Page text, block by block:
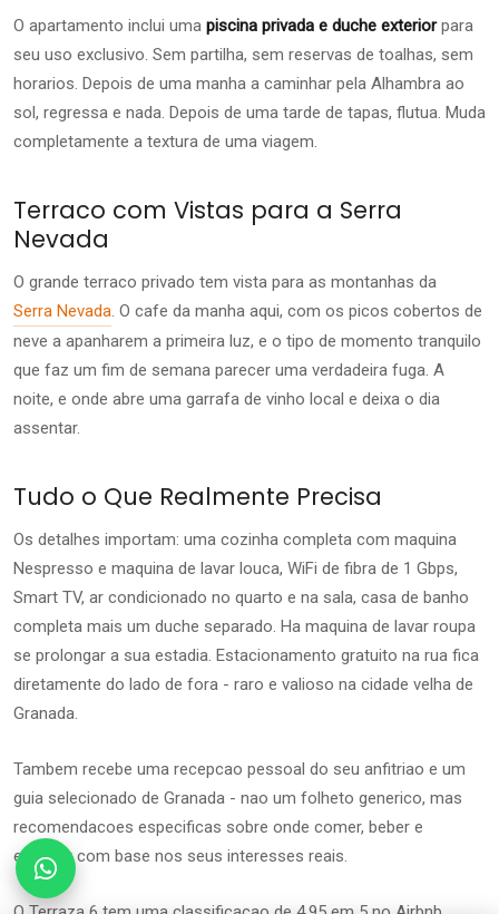
O apartamento inclui uma piscina privada e duche exteriorpara
seu uso exclusivo. Sem partilha, sem reservas de toalhas, sem
horarios. Depois de uma manha a caminhar pela Alhambra ao
sol, regressa e nada. Depois de uma tarde de tapas, flutua. Muda
completamente a textura de uma viagem.
Terraco com Vistas para a Serra
Nevada
O grande terraco privado tem vista para as montanhas da
Serra Nevada . O cafe da manha aqui, com os picos cobertos de
neve a apanharem a primeira luz, e o tipo de momento tranquilo
que faz um fim de semana parecer uma verdadeira fuga. A
noite, e onde abre uma garrafa de vinho local e deixa o dia
assentar.
Tudo o Que Realmente Precisa
Os detalhes importam: uma cozinha completa com maquina
Nespresso e maquina de lavar louca, WiFi de fibra de 1 Gbps,
Smart TV, ar condicionado no quarto e na sala, casa de banho
completa mais um duche separado. Ha maquina de lavar roupa
se prolongar a sua estadia. Estacionamento gratuito na rua fica
diretamente do lado de fora - raro e valioso na cidade velha de
Granada.
Tambem recebe uma recepcao pessoal do seu anfitriao e um
guia selecionado de Granada - nao um folheto generico, mas
recomendacoes especificas sobre onde comer, beber e
explorar com base nos seus interesses reais.